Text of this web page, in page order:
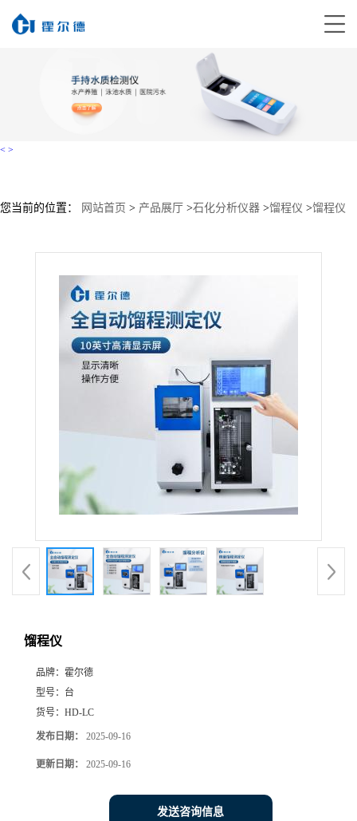
< >
您当前的位置： 网站首页 > 产品展厅 >石化分析仪器 >馏程仪 >馏程仪
馏程仪
品牌： 霍尔德
型号： 台
货号： HD-LC
发布日期： 2025-09-16
更新日期： 2025-09-16
发送咨询信息